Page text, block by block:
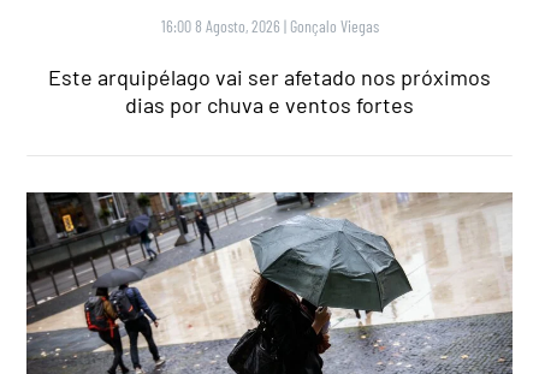
16:00 8 Agosto, 2026 | Gonçalo Viegas
Este arquipélago vai ser afetado nos próximos
dias por chuva e ventos fortes